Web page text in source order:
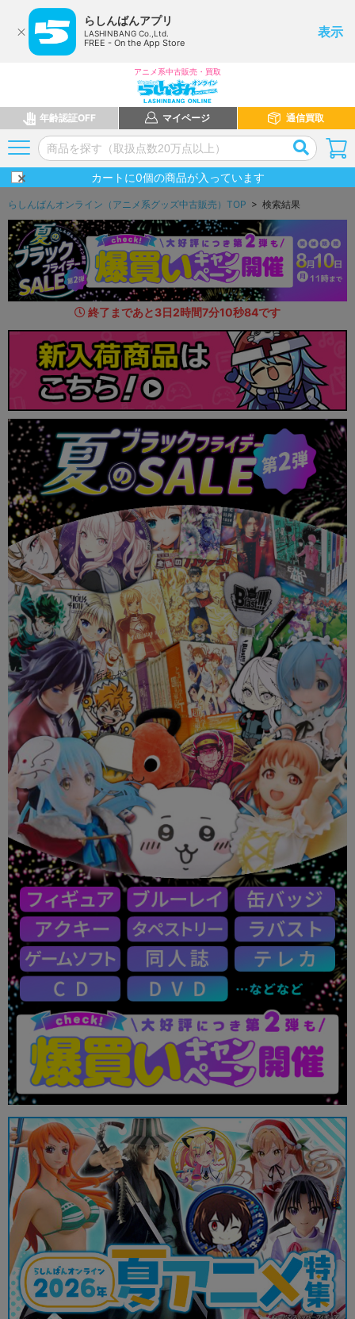
らしんばんアプリ
LASHINBANG Co.,Ltd.
FREE - On the App Store
表示
アニメ系中古販売・買取
年齢認証OFF マイページ 通信買取
カートに0個の商品が入っています
らしんばんオンライン（アニメ系グッズ中古販売）TOP > 検索結果
終了まであと3日2時間7分9秒41です